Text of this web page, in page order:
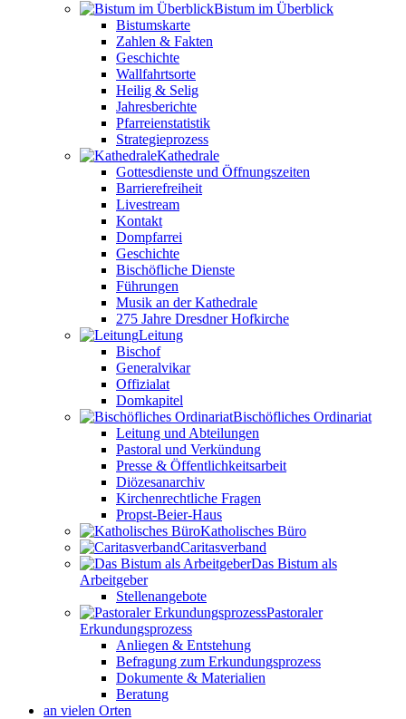
Bistum im Überblick
Bistumskarte
Zahlen & Fakten
Geschichte
Wallfahrtsorte
Heilig & Selig
Jahresberichte
Pfarreienstatistik
Strategieprozess
Kathedrale
Gottesdienste und Öffnungszeiten
Barrierefreiheit
Livestream
Kontakt
Dompfarrei
Geschichte
Bischöfliche Dienste
Führungen
Musik an der Kathedrale
275 Jahre Dresdner Hofkirche
Leitung
Bischof
Generalvikar
Offizialat
Domkapitel
Bischöfliches Ordinariat
Leitung und Abteilungen
Pastoral und Verkündung
Presse & Öffentlichkeitsarbeit
Diözesanarchiv
Kirchenrechtliche Fragen
Propst-Beier-Haus
Katholisches Büro
Caritasverband
Das Bistum als
Arbeitgeber
Stellenangebote
Pastoraler
Erkundungsprozess
Anliegen & Entstehung
Befragung zum Erkundungsprozess
Dokumente & Materialien
Beratung
an vielen Orten